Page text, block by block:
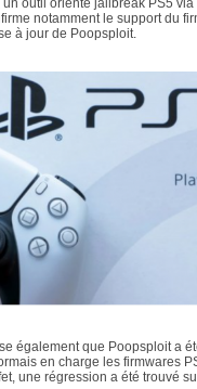
outil orienté jailbreak PS5 via
notamment le support du
à jour de Poopsploit.
également que Poopsploit a
en charge les firmwares
une régression a été trouvé